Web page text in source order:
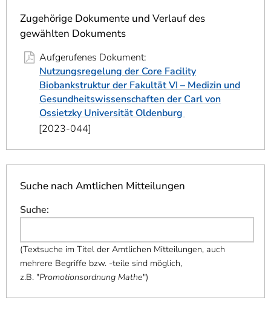
Informationen zur
Barrierefreiheit
Zugehörige Dokumente und Verlauf des
gewählten Dokuments
Aufgerufenes Dokument:
Nutzungsregelung der Core Facility
Biobankstruktur der Fakultät VI – Medizin und
Gesundheitswissenschaften der Carl von
Ossietzky Universität Oldenburg
2023-044
Suche nach Amtlichen Mitteilungen
Suche:
(Textsuche im Titel der Amtlichen Mitteilungen, auch
mehrere Begriffe bzw. -teile sind möglich,
z.B. "Promotionsordnung Mathe")